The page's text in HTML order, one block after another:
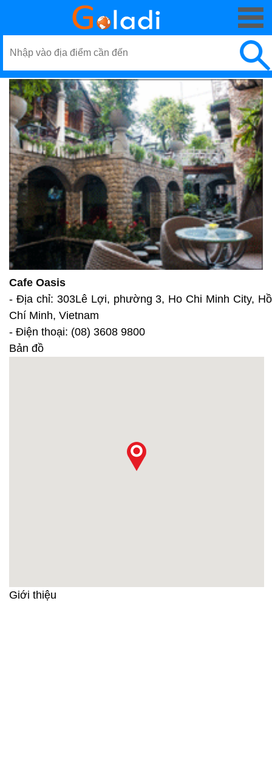
Cafe Oasis
- Địa chỉ: 303Lê Lợi, phường 3, Ho Chi Minh City, Hồ
Chí Minh, Vietnam
- Điện thoại: (08) 3608 9800
Bản đồ
Giới thiệu